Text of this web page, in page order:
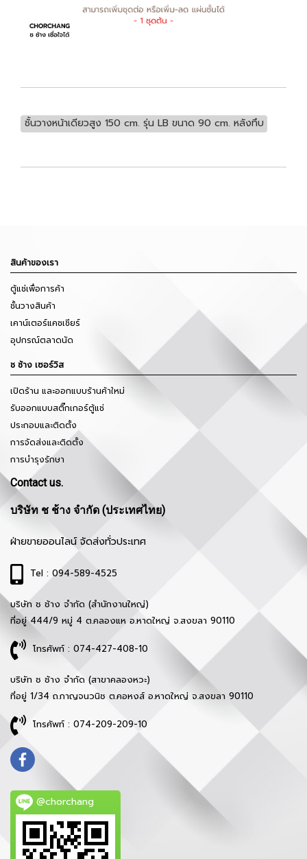
ชั้นวางหน้าเดียวสูง 150 cm. รุ่น LB ขนาด 90 cm. หลังทึบ
สินค้าของเรา
ตู้แช่เพื่อการค้า
ชั้นวางสินค้า
เคาน์เตอร์แคชเชียร์
อุปกรณ์ตลาดนัด
ช ช้าง เซอร์วิส
เปิดร้าน และออกแบบร้านค้าใหม่
รับออกแบบสติ๊กเกอร์ตู้แช่
ประกอบและติดตั้ง
การจัดส่งและติดตั้ง
การบำรุงรักษา
Contact us.
บริษัท ช ช้าง จำกัด (ประเทศไทย)
ฝ่ายขายออนไลน์ จัดส่งทั่วประเทศ
Tel : 094-589-4525
บริษัท ช ช้าง จำกัด (สำนักงานใหญ่)
ที่อยู่ 444/9 หมู่ 4 ต.คลองแห อ.หาดใหญ่ จ.สงขลา 90110
โทรศัพท์ : 074-427-408-10
บริษัท ช ช้าง จำกัด (สาขาคลองหวะ)
ที่อยู่ 1/34 ถ.กาญจนวนิช ต.คอหงส์ อ.หาดใหญ่ จ.สงขลา 90110
โทรศัพท์ : 074-209-209-10
@chorchang